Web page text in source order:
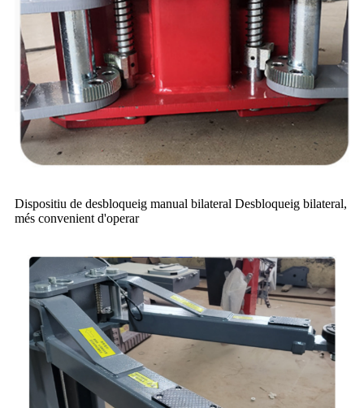
Dispositiu de desbloqueig manual bilateral Desbloqueig bilateral,
més convenient d'operar